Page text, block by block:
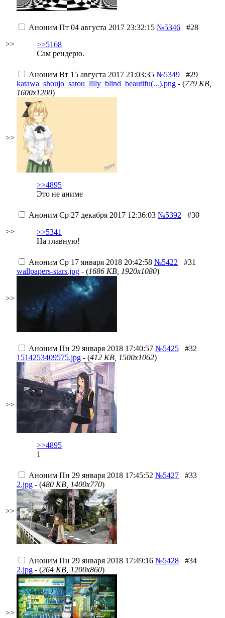
>>
Аноним Пт 04 августа 2017 23:32:15 №5346
#28
>>5168
Сам рендерю.
>>
Аноним Вт 15 августа 2017 21:03:35 №5349
#29
katawa_shoujo_satou_lilly_blind_beautifu(...).png - (779 KB,
1600x1200)
>>4895
Это не аниме
>>
Аноним Ср 27 декабря 2017 12:36:03 №5392
#30
>>5341
На главную!
>>
Аноним Ср 17 января 2018 20:42:58 №5422
#31
wallpapers-stars.jpg - (1686 KB, 1920x1080)
>>
Аноним Пн 29 января 2018 17:40:57 №5425
#32
1514253409575.jpg - (412 KB, 1500x1062)
>>4895
1
>>
Аноним Пн 29 января 2018 17:45:52 №5427
#33
2.jpg - (480 KB, 1400x770)
>>
Аноним Пн 29 января 2018 17:49:16 №5428
#34
2.jpg - (264 KB, 1200x860)